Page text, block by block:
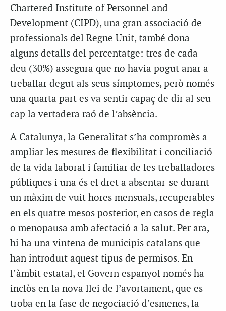
Chartered Institute of Personnel and
Development (CIPD), una gran associació de
professionals del Regne Unit, també dona
alguns detalls del percentatge: tres de cada
deu (30%) assegura que no havia pogut anar a
treballar degut als seus símptomes, però només
una quarta part es va sentir capaç de dir al seu
cap la vertadera raó de l’absència.
A Catalunya, la Generalitat s’ha compromès a
ampliar les mesures de flexibilitat i conciliació
de la vida laboral i familiar de les treballadores
públiques i una és el dret a absentar-se durant
un màxim de vuit hores mensuals, recuperables
en els quatre mesos posterior, en casos de regla
o menopausa amb afectació a la salut. Per ara,
hi ha una vintena de municipis catalans que
han introduït aquest tipus de permisos. En
l’àmbit estatal, el Govern espanyol només ha
inclòs en la nova llei de l’avortament, que es
troba en la fase de negociació d’esmenes, la